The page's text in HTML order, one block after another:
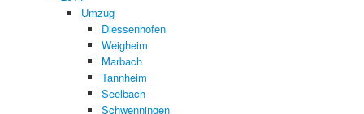
Umzug
Diessenhofen
Weigheim
Marbach
Tannheim
Seelbach
Schwenningen